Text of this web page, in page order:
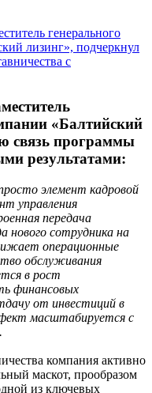
генерального
лизинг», подчеркнул
с
«Балтийский
связь программы
результатами:
элемент кадровой
управления
передача
нового сотрудника на
операционные
обслуживания
в рост
финансовых
от инвестиций в
масштабируется с
компания активно
маскот, прообразом
из ключевых